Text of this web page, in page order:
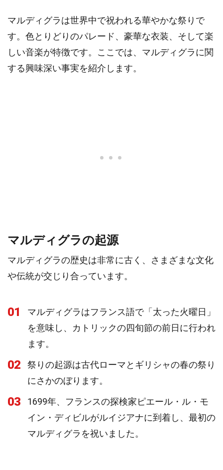
マルディグラは世界中で祝われる華やかな祭りで
す。色とりどりのパレード、豪華な衣装、そして楽
しい音楽が特徴です。ここでは、マルディグラに関
する興味深い事実を紹介します。
マルディグラの起源
マルディグラの歴史は非常に古く、さまざまな文化
や伝統が交じり合っています。
01
マルディグラはフランス語で「太った火曜日」
を意味し、カトリックの四旬節の前日に行われ
ます。
02
祭りの起源は古代ローマとギリシャの春の祭り
にさかのぼります。
03
1699年、フランスの探検家ピエール・ル・モ
イン・ディビルがルイジアナに到着し、最初の
マルディグラを祝いました。